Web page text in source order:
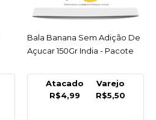
COMPRAR
ACESSAR
Bala Banana Sem Adição De
Açucar 150Gr India - Pacote
Atacado
R$4,99
Varejo
R$5,50